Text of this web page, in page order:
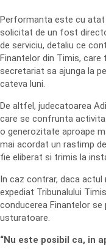
Performanta este cu
solicitat de un fost
de serviciu, detaliu ce
Finantelor din Timis,
secretariat sa ajunga la
cateva luni.
De altfel, judecatoarea
care se confrunta
o generozitate aproape
mai acordat un rastimp
fie eliberat si trimis la
In caz contrar, daca actul
expediat Tribunalului
conducerea Finantelor
usturatoare.
“Nu este posibil ca, in